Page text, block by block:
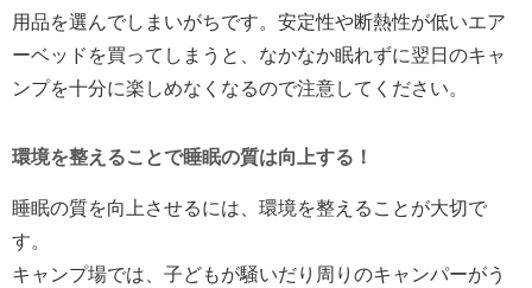
用品を選んでしまいがちです。安定性や断熱性が低いエア
ーベッドを買ってしまうと、なかなか眠れずに翌日のキャ
ンプを十分に楽しめなくなるので注意してください。
環境を整えることで睡眠の質は向上する！
睡眠の質を向上させるには、環境を整えることが大切で
す。
キャンプ場では、子どもが騒いだり周りのキャンパーがう